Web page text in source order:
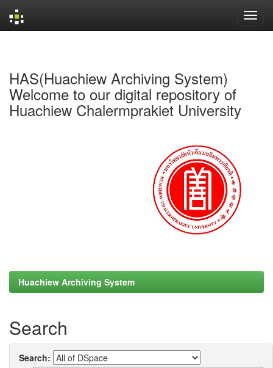
HAS(Huachiew Archiving System)
Welcome to our digital repository of
Huachiew Chalermprakiet University
Huachiew Archiving System
Search
Search: